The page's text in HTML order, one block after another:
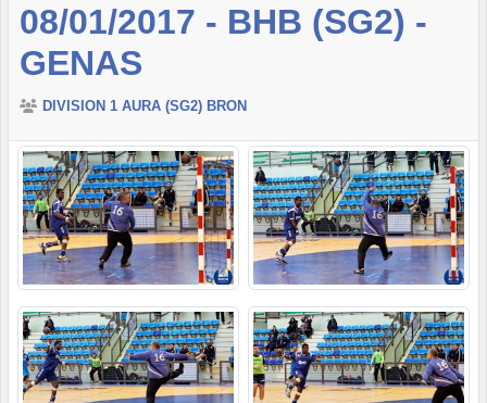
08/01/2017 - BHB (SG2) -
GENAS
DIVISION 1 AURA (SG2) BRON